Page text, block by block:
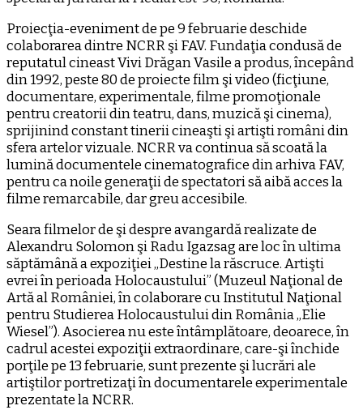
Proiecţia-eveniment de pe 9 februarie deschide
colaborarea dintre NCRR şi FAV. Fundaţia condusă de
reputatul cineast Vivi Drăgan Vasile a produs, începând
din 1992, peste 80 de proiecte film şi video (ficţiune,
documentare, experimentale, filme promoţionale
pentru creatorii din teatru, dans, muzică şi cinema),
sprijinind constant tinerii cineaşti şi artişti români din
sfera artelor vizuale. NCRR va continua să scoată la
lumină documentele cinematografice din arhiva FAV,
pentru ca noile generaţii de spectatori să aibă acces la
filme remarcabile, dar greu accesibile.
Seara filmelor de şi despre avangardă realizate de
Alexandru Solomon şi Radu Igazsag are loc în ultima
săptămână a expoziţiei „Destine la răscruce. Artişti
evrei în perioada Holocaustului” (Muzeul Naţional de
Artă al României, în colaborare cu Institutul Naţional
pentru Studierea Holocaustului din România „Elie
Wiesel”). Asocierea nu este întâmplătoare, deoarece, în
cadrul acestei expoziţii extraordinare, care-şi închide
porţile pe 13 februarie, sunt prezente şi lucrări ale
artiştilor portretizaţi în documentarele experimentale
prezentate la NCRR.